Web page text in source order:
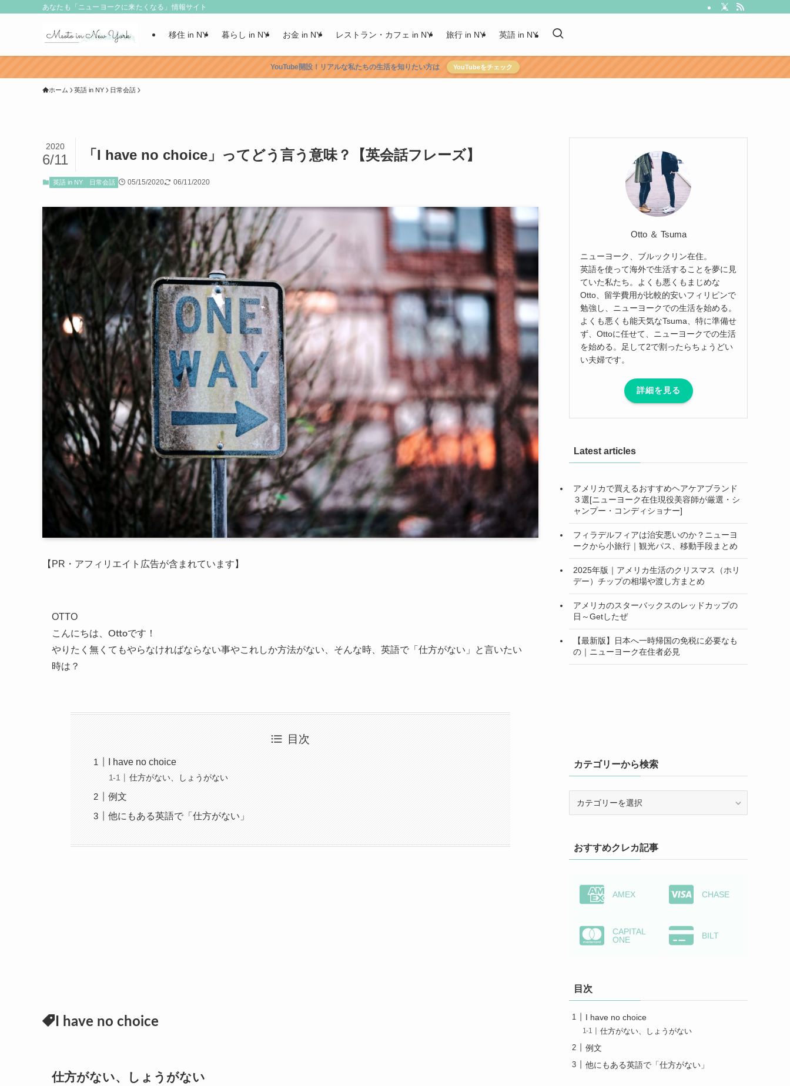
あなたも「ニューヨークに来たくなる」情報サイト
移住 in NY 暮らし in NY お金 in NY レストラン・カフェ in NY 旅行 in NY 英語 in NY
YouTube開設！リアルな私たちの生活を知りたい方は YouTubeをチェック
ホーム 英語 in NY 日常会話
「I have no choice」ってどう言う意味？【英会話フレーズ】
2020
6/11
英語 in NY 日常会話 05/15/2020 06/11/2020
【PR・アフィリエイト広告が含まれています】
OTTO
こんにちは、Ottoです！
やりたく無くてもやらなければならない事やこれしか方法がない、そんな時、英語で 「仕方がない」と言いたい
時は？
目次
I have no choice
仕方がない、しょうがない
例文
他にもある英語で「仕方がない」
I have no choice
仕方がない、しょうがない
Otto ＆ Tsuma
ニューヨーク、ブルックリン在住。
英語を使って海外で生活することを夢に見
ていた私たち。よくも悪くもまじめな
Otto、留学費用が比較的安いフィリピンで
勉強し、ニューヨークでの生活を始める。
よくも悪くも能天気なTsuma、特に準備せ
ず、Ottoに任せて、ニューヨークでの生活
を始める。足して2で割ったらちょうどい
い夫婦です。
詳細を見る
Latest articles
アメリカで買えるおすすめヘアケアブランド
３選[ニューヨーク在住現役美容師が厳選・シ
ャンプー・コンディショナー]
フィラデルフィアは治安悪いのか？ニューヨ
ークから小旅行｜観光パス、移動手段まとめ
2025年版｜アメリカ生活のクリスマス（ホリ
デー）チップの相場や渡し方まとめ
アメリカのスターバックスのレッドカップの
日～Getしたぜ
【最新版】日本へ一時帰国の免税に必要なも
の｜ニューヨーク在住者必見
カテゴリーから検索
ー
か
おすすめクレカ記事
AMEX CHASE
CAPITAL
ONE
BILT
目次
I have no choice
仕方がない、しょうがない
例文
他にもある英語で「仕方がない」